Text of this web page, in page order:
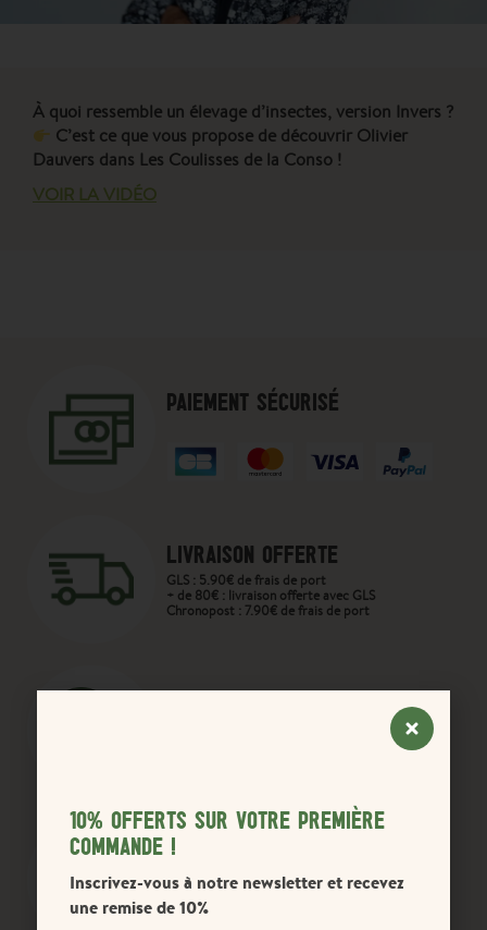
À quoi ressemble un élevage d’insectes, version Invers ?
C’est ce que vous propose de découvrir Olivier
Dauvers dans Les Coulisses de la Conso !
VOIR LA VIDÉO
PAIEMENT SÉCURISÉ
LIVRAISON OFFERTE
GLS : 5.90€ de frais de port
+ de 80€ : livraison offerte avec GLS
Chronopost : 7.90€ de frais de port
PROGRAMME DE FID'
Cumulez des points lors de vos achats
et profitez de récompenses.
10% OFFERTS SUR VOTRE PREMIÈRE
COMMANDE !
Inscrivez-vous à notre newsletter et recevez
une remise de 10%